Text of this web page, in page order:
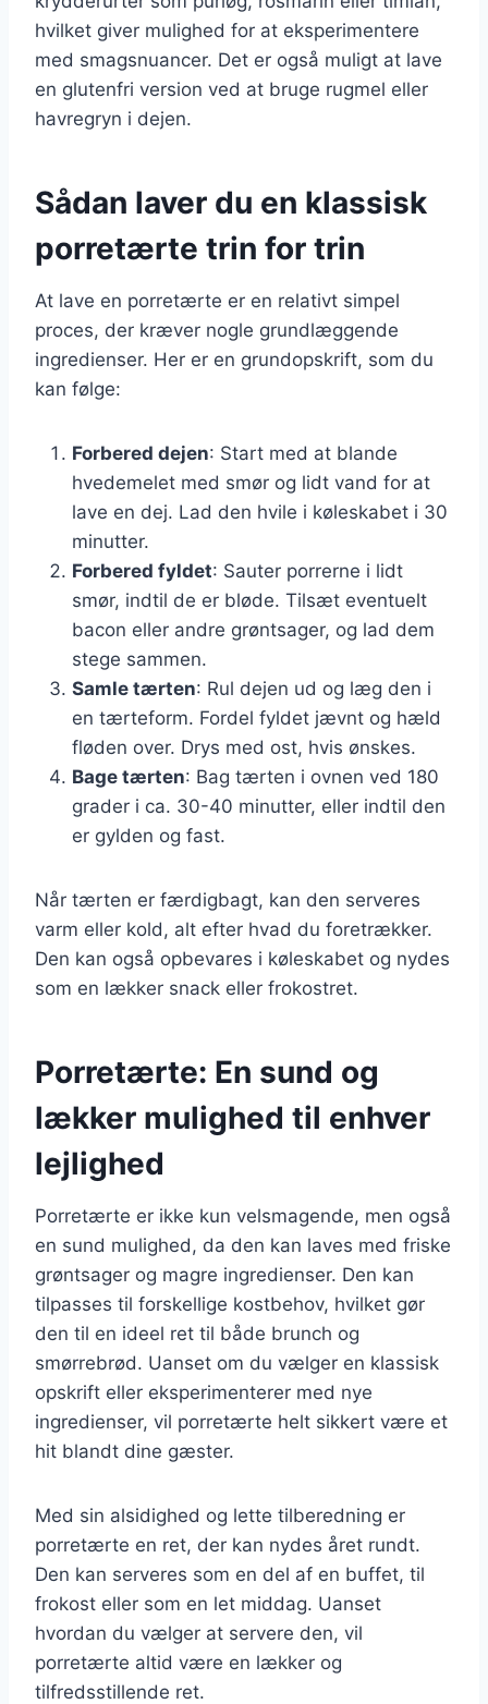
hvilket giver mulighed for at eksperimentere
med smagsnuancer. Det er også muligt at lave
en glutenfri version ved at bruge rugmel eller
havregryn i dejen.
Sådan laver du en klassisk
porretærte trin for trin
At lave en porretærte er en relativt simpel
proces, der kræver nogle grundlæggende
ingredienser. Her er en grundopskrift, som du
kan følge:
Forbered dejen: Start med at blande
hvedemelet med smør og lidt vand for at
lave en dej. Lad den hvile i køleskabet i 30
minutter.
Forbered fyldet: Sauter porrerne i lidt
smør, indtil de er bløde. Tilsæt eventuelt
bacon eller andre grøntsager, og lad dem
stege sammen.
Samle tærten: Rul dejen ud og læg den i
en tærteform. Fordel fyldet jævnt og hæld
fløden over. Drys med ost, hvis ønskes.
Bage tærten: Bag tærten i ovnen ved 180
grader i ca. 30-40 minutter, eller indtil den
er gylden og fast.
Når tærten er færdigbagt, kan den serveres
varm eller kold, alt efter hvad du foretrækker.
Den kan også opbevares i køleskabet og nydes
som en lækker snack eller frokostret.
Porretærte: En sund og
lækker mulighed til enhver
lejlighed
Porretærte er ikke kun velsmagende, men også
en sund mulighed, da den kan laves med friske
grøntsager og magre ingredienser. Den kan
tilpasses til forskellige kostbehov, hvilket gør
den til en ideel ret til både brunch og
smørrebrød. Uanset om du vælger en klassisk
opskrift eller eksperimenterer med nye
ingredienser, vil porretærte helt sikkert være et
hit blandt dine gæster.
Med sin alsidighed og lette tilberedning er
porretærte en ret, der kan nydes året rundt.
Den kan serveres som en del af en buffet, til
frokost eller som en let middag. Uanset
hvordan du vælger at servere den, vil
porretærte altid være en lækker og
tilfredsstillende ret.